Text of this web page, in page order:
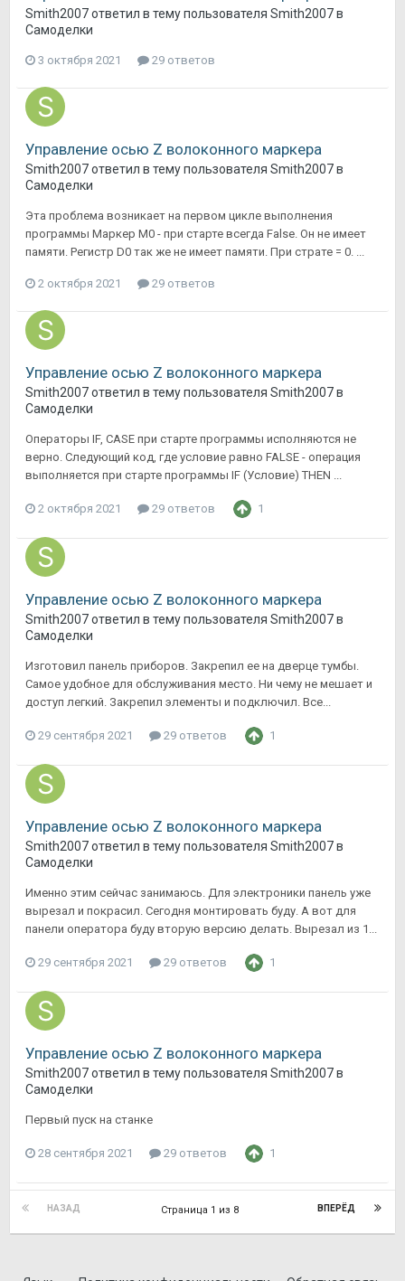
Smith2007ответил в тему пользователя Smith2007в
Самоделки
3 октября 2021 29 ответов
Управление осью Z волоконного маркера
Smith2007ответил в тему пользователя Smith2007в
Самоделки
Эта проблема возникает на первом цикле выполнения
программы Маркер M0 - при старте всегда False. Он не имеет
памяти. Регистр D0 так же не имеет памяти. При страте = 0. ...
2 октября 2021 29 ответов
Управление осью Z волоконного маркера
Smith2007ответил в тему пользователя Smith2007в
Самоделки
Операторы IF, CASE при старте программы исполняются не
верно. Следующий код, где условие равно FALSE - операция
выполняется при старте программы IF (Условие) THEN ...
2 октября 2021 29 ответов 1
Управление осью Z волоконного маркера
Smith2007ответил в тему пользователя Smith2007в
Самоделки
Изготовил панель приборов. Закрепил ее на дверце тумбы.
Самое удобное для обслуживания место. Ни чему не мешает и
доступ легкий. Закрепил элементы и подключил. Все...
29 сентября 2021 29 ответов 1
Управление осью Z волоконного маркера
Smith2007ответил в тему пользователя Smith2007в
Самоделки
Именно этим сейчас занимаюсь. Для электроники панель уже
вырезал и покрасил. Сегодня монтировать буду. А вот для
панели оператора буду вторую версию делать. Вырезал из 1...
29 сентября 2021 29 ответов 1
Управление осью Z волоконного маркера
Smith2007ответил в тему пользователя Smith2007в
Самоделки
Первый пуск на станке
28 сентября 2021 29 ответов 1
НАЗАД ВПЕРЁД
Страница 1 из 8